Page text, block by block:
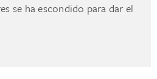
se ha escondido para dar el